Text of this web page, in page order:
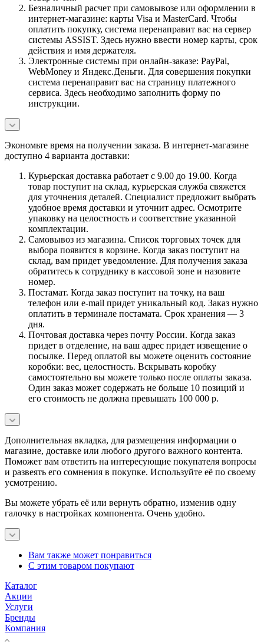
Безналичный расчет при самовывозе или оформлении в
интернет-магазине: карты Visa и MasterCard. Чтобы
оплатить покупку, система перенаправит вас на сервер
системы ASSIST. Здесь нужно ввести номер карты, срок
действия и имя держателя.
Электронные системы при онлайн-заказе: PayPal,
WebMoney и Яндекс.Деньги. Для совершения покупки
система перенаправит вас на страницу платежного
сервиса. Здесь необходимо заполнить форму по
инструкции.
Экономьте время на получении заказа. В интернет-магазине
доступно 4 варианта доставки:
Курьерская доставка работает с 9.00 до 19.00. Когда
товар поступит на склад, курьерская служба свяжется
для уточнения деталей. Специалист предложит выбрать
удобное время доставки и уточнит адрес. Осмотрите
упаковку на целостность и соответствие указанной
комплектации.
Самовывоз из магазина. Список торговых точек для
выбора появится в корзине. Когда заказ поступит на
склад, вам придет уведомление. Для получения заказа
обратитесь к сотруднику в кассовой зоне и назовите
номер.
Постамат. Когда заказ поступит на точку, на ваш
телефон или e-mail придет уникальный код. Заказ нужно
оплатить в терминале постамата. Срок хранения — 3
дня.
Почтовая доставка через почту России. Когда заказ
придет в отделение, на ваш адрес придет извещение о
посылке. Перед оплатой вы можете оценить состояние
коробки: вес, целостность. Вскрывать коробку
самостоятельно вы можете только после оплаты заказа.
Один заказ может содержать не больше 10 позиций и
его стоимость не должна превышать 100 000 р.
Дополнительная вкладка, для размещения информации о
магазине, доставке или любого другого важного контента.
Поможет вам ответить на интересующие покупателя вопросы
и развеять его сомнения в покупке. Используйте её по своему
усмотрению.
Вы можете убрать её или вернуть обратно, изменив одну
галочку в настройках компонента. Очень удобно.
Вам также может понравиться
С этим товаром покупают
Каталог
Акции
Услуги
Бренды
Компания